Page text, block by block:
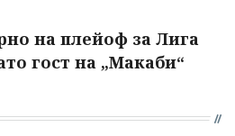
на плейоф за Лига
гост на „Макаби“